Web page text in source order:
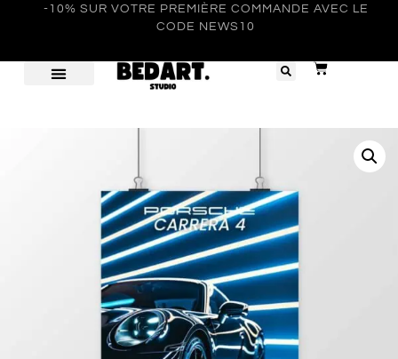
-10% SUR VOTRE PREMIÈRE COMMANDE AVEC LE
CODE NEWS10